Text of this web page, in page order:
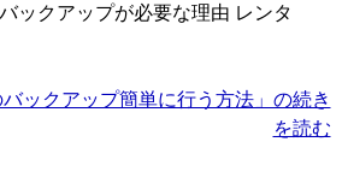
ックアップが必要な理由 レンタ
バックアップ簡単に行う方法」の続き
を読む